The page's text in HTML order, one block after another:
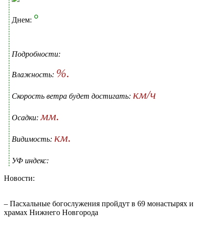
Днем: °
Подробности:
Влажность: %.
Скорость ветра будет достигать: км/ч
Осадки:мм.
Видимость: км.
УФ индекс:
Новости:
– Пасхальные богослужения пройдут в 69 монастырях и
храмах Нижнего Новгорода